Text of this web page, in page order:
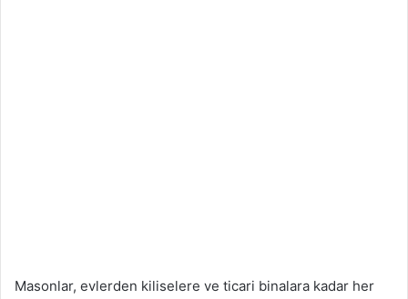
Masonlar, evlerden kiliselere ve ticari binalara kadar her